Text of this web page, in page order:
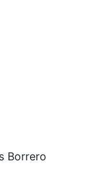
Borrero